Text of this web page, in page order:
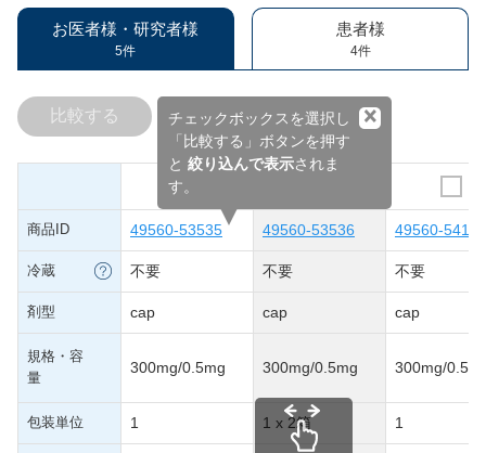
お医者様・研究者様
5件
患者様
4件
チェックボックスを選択し
「比較する」ボタンを押す
と 絞り込んで表示されま
す。
×
比較する
商品ID 49560-53535 49560-53536 49560-54169
冷蔵 不要 不要 不要
剤型 cap cap cap
規格・容
量
300mg/0.5mg 300mg/0.5mg 300mg/
包装単位 1 1 x 2箱 1